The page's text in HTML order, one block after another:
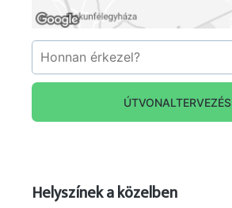
ÚTVONALTERVEZÉS
Helyszínek a közelben